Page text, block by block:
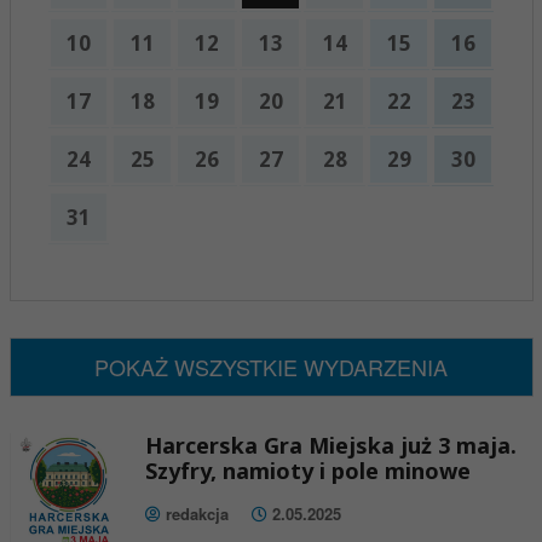
10 11 12 13 14 15 16
17 18 19 20 21 22 23
24 25 26 27 28 29 30
31
POKAŻ WSZYSTKIE WYDARZENIA
Harcerska Gra Miejska już 3 maja.
Szyfry, namioty i pole minowe
redakcja 2.05.2025